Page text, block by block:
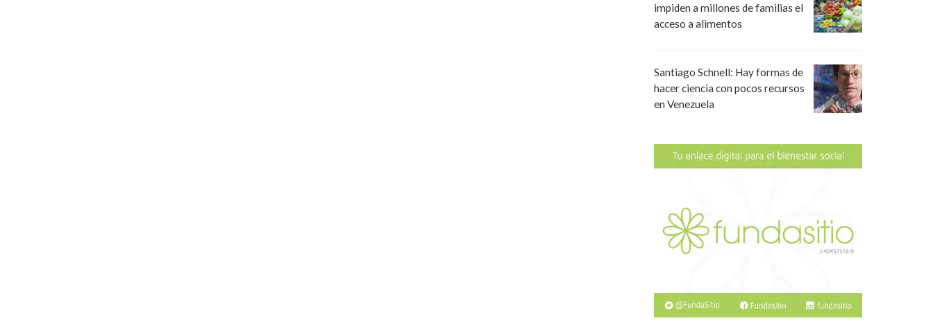
impiden a millones de familias el
acceso a alimentos
Santiago Schnell: Hay formas de
hacer ciencia con pocos recursos
en Venezuela